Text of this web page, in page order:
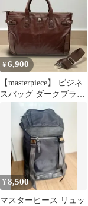
¥6,900
【masterpiece】 ビジネ
スバッグ ダークブラウ
¥8,500
マスターピース リュッ